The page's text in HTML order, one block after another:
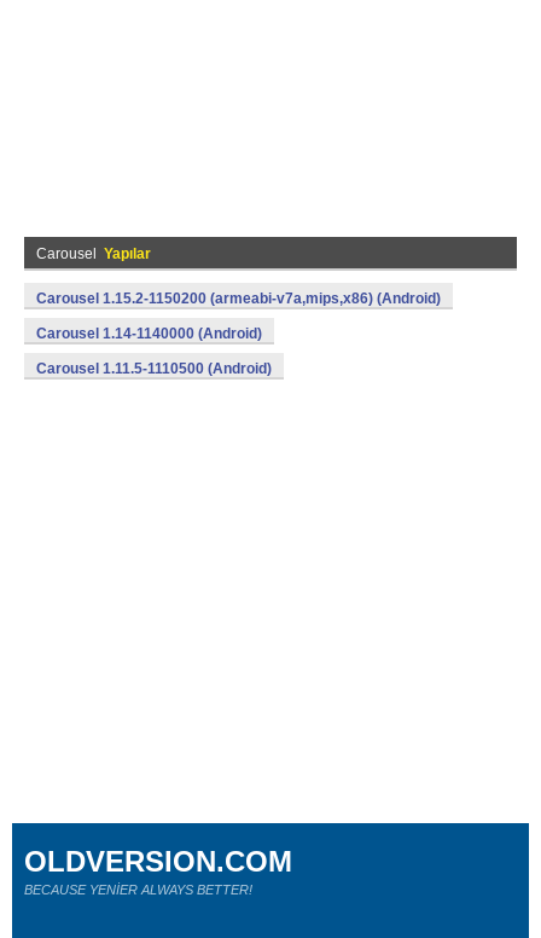
Carousel Yapılar
Carousel 1.15.2-1150200 (armeabi-v7a,mips,x86) (Android)
Carousel 1.14-1140000 (Android)
Carousel 1.11.5-1110500 (Android)
OLDVERSION.COM
BECAUSE YENİER ALWAYS BETTER!